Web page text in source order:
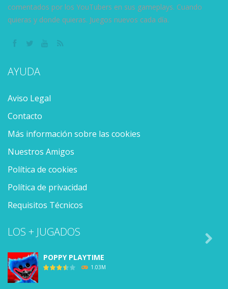
comentados por los YouTubers en sus gameplays. Cuando
quieras y donde quieras. Juegos nuevos cada día.
AYUDA
Aviso Legal
Contacto
Más información sobre las cookies
Nuestros Amigos
Política de cookies
Política de privacidad
Requisitos Técnicos
LOS + JUGADOS
POPPY PLAYTIME
1.03M
